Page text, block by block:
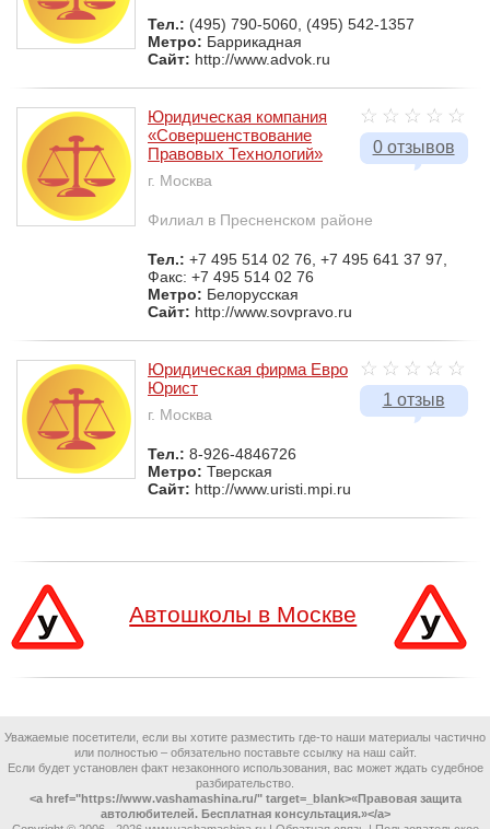
Тел.: (495) 790-5060, (495) 542-1357
Метро: Баррикадная
Сайт: http://www.advok.ru
0 отзывов
Юридическая компания
«Совершенствование
Правовых Технологий»
г. Москва
Филиал в Пресненском районе
Тел.: +7 495 514 02 76, +7 495 641 37 97,
Факс: +7 495 514 02 76
Метро: Белорусская
Сайт: http://www.sovpravo.ru
1 отзыв
Юридическая фирма Евро
Юрист
г. Москва
Тел.: 8-926-4846726
Метро: Тверская
Сайт: http://www.uristi.mpi.ru
Автошколы в Москве
Уважаемые посетители, если вы хотите разместить где-то наши материалы частично
или полностью – обязательно поставьте ссылку на наш сайт.
Если будет установлен факт незаконного использования, вас может ждать судебное
разбирательство.
<a href="https://www.vashamashina.ru/" target=_blank>«Правовая защита
автолюбителей. Бесплатная консультация.»</a>